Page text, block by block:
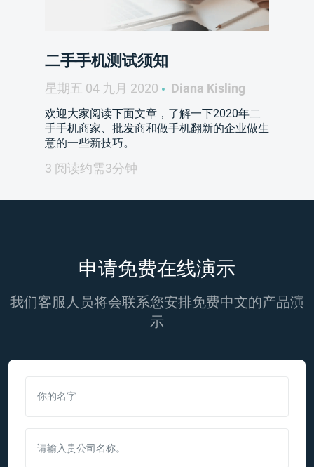
二手手机测试须知
星期五 04 九月 2020 Diana Kisling
欢迎大家阅读下面文章，了解一下2020年二
手手机商家、批发商和做手机翻新的企业做生
意的一些新技巧。
3 阅读约需3分钟
申请免费在线演示
我们客服人员将会联系您安排免费中文的产品演
示
你的名字
请输入贵公司名称。